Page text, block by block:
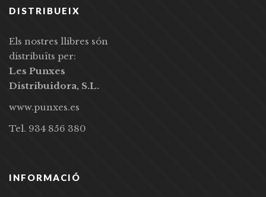
DISTRIBUEIX
Els nostres llibres són
distribuïts per:
Les Punxes
Distribuidora, S.L.
www.punxes.es
Tel. 934 856 380
INFORMACIÓ